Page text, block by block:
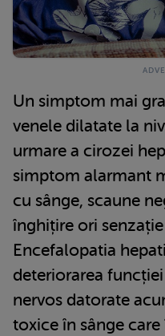
Un simptom mai
venele dilatate la
urmare a cirozei
simptom alarmant
cu sânge, scaune
înghițire ori
Encefalopatia
deteriorarea
nervos datorate
toxice în sânge